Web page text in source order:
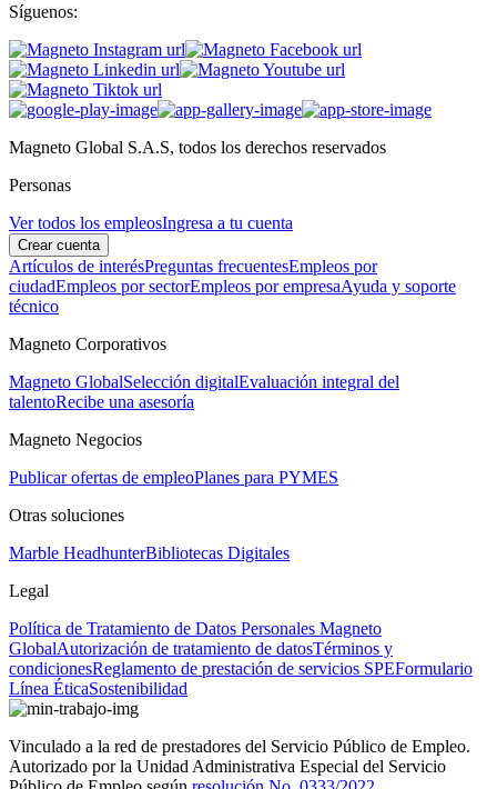
Síguenos:
Magneto Global S.A.S, todos los derechos reservados
Personas
Ver todos los empleosIngresa a tu cuenta
Crear cuenta
Artículos de interésPreguntas frecuentesEmpleos por
ciudadEmpleos por sectorEmpleos por empresaAyuda y soporte
técnico
Magneto Corporativos
Magneto GlobalSelección digitalEvaluación integral del
talentoRecibe una asesoría
Magneto Negocios
Publicar ofertas de empleoPlanes para PYMES
Otras soluciones
Marble HeadhunterBibliotecas Digitales
Legal
Política de Tratamiento de Datos Personales Magneto
GlobalAutorización de tratamiento de datosTérminos y
condicionesReglamento de prestación de servicios SPEFormulario
Línea ÉticaSostenibilidad
Vinculado a la red de prestadores del Servicio Público de Empleo.
Autorizado por la Unidad Administrativa Especial del Servicio